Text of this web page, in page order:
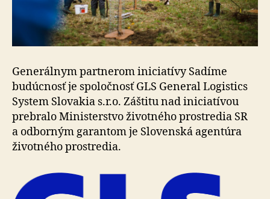
Generálnym partnerom iniciatívy Sadíme
budúcnosť je spoločnosť GLS General Logistics
System Slovakia s.r.o. Záštitu nad iniciatívou
prebralo Ministerstvo životného prostredia SR
a odborným garantom je Slovenská agentúra
životného prostredia.